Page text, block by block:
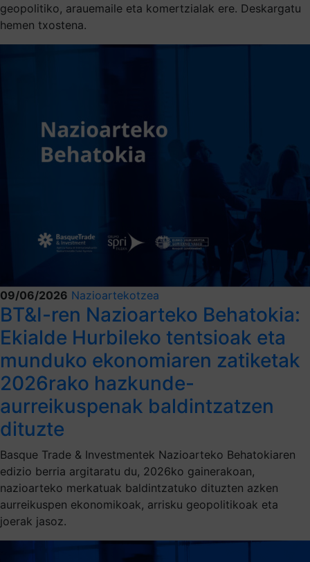
geopolitiko, arauemaile eta komertzialak ere. Deskargatu
hemen txostena.
09/06/2026 Nazioartekotzea
BT&I-ren Nazioarteko Behatokia:
Ekialde Hurbileko tentsioak eta
munduko ekonomiaren zatiketak
2026rako hazkunde-
aurreikuspenak baldintzatzen
dituzte
Basque Trade & Investmentek Nazioarteko Behatokiaren
edizio berria argitaratu du, 2026ko gainerakoan,
nazioarteko merkatuak baldintzatuko dituzten azken
aurreikuspen ekonomikoak, arrisku geopolitikoak eta
joerak jasoz.